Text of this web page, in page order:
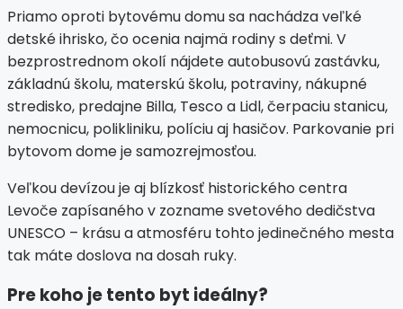
Priamo oproti bytovému domu sa nachádza veľké
detské ihrisko, čo ocenia najmä rodiny s deťmi. V
bezprostrednom okolí nájdete autobusovú zastávku,
základnú školu, materskú školu, potraviny, nákupné
stredisko, predajne Billa, Tesco a Lidl, čerpaciu stanicu,
nemocnicu, polikliniku, políciu aj hasičov. Parkovanie pri
bytovom dome je samozrejmosťou.
Veľkou devízou je aj blízkosť historického centra
Levoče zapísaného v zozname svetového dedičstva
UNESCO – krásu a atmosféru tohto jedinečného mesta
tak máte doslova na dosah ruky.
Pre koho je tento byt ideálny?